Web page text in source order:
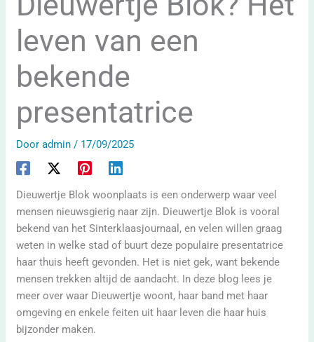
leven van een
bekende
presentatrice
Dooradmin/ 17/09/2025
Dieuwertje Blok woonplaats is een onderwerp waar veel
mensen nieuwsgierig naar zijn. Dieuwertje Blok is vooral
bekend van het Sinterklaasjournaal, en velen willen graag
weten in welke stad of buurt deze populaire presentatrice
haar thuis heeft gevonden. Het is niet gek, want bekende
mensen trekken altijd de aandacht. In deze blog lees je
meer over waar Dieuwertje woont, haar band met haar
omgeving en enkele feiten uit haar leven die haar huis
bijzonder maken.